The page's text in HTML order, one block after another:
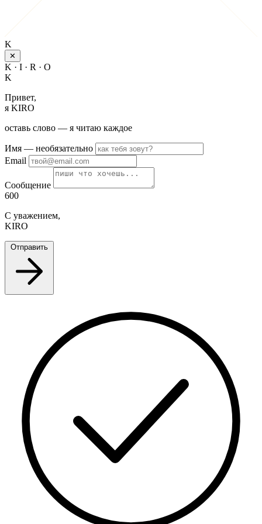
K
✕
K · I · R · O
K
Привет,
я KIRO
оставь слово — я читаю каждое
Имя — необязательно
Email
Сообщение
600
С уважением,
KIRO
Отправить